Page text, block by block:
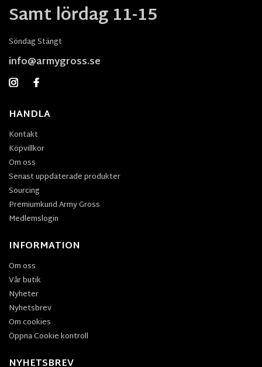
Samt lördag 11-15
Söndag Stängt
info@armygross.se
HANDLA
Kontakt
Köpvillkor
Om oss
Senast uppdaterade produkter
Sourcing
Premiumkund Army Gross
Medlemslogin
INFORMATION
Om oss
Vår butik
Nyheter
Nyhetsbrev
Om cookies
Öppna Cookie kontroll
NYHETSBREV